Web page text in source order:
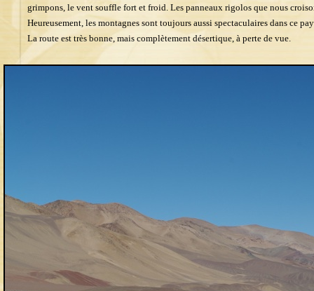
grimpons, le vent souffle fort et froid. Les panneaux rigolos que nous
Heureusement, les montagnes sont toujours aussi spectaculaires dans ce
La route est très bonne, mais complètement désertique, à perte de vue.